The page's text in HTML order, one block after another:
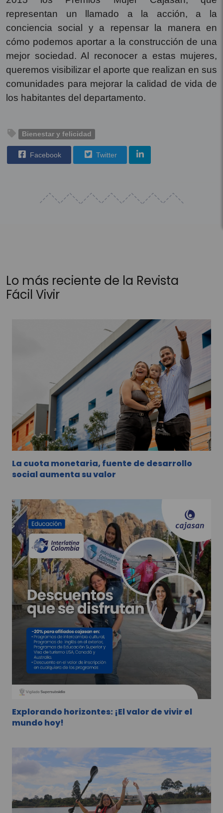
representan un llamado a la acción, a la
conciencia social y a repensar la manera en
cómo podemos aportar a la construcción de una
mejor sociedad. Al reconocer a estas mujeres,
queremos visibilizar el aporte que realizan en sus
comunidades para mejorar la calidad de vida de
los habitantes del departamento.
Bienestar y felicidad
Facebook Twitter
Lo más reciente de la Revista
Fácil Vivir
La cuota monetaria, fuente de desarrollo
social aumenta su valor
Explorando horizontes: ¡El valor de vivir el
mundo hoy!